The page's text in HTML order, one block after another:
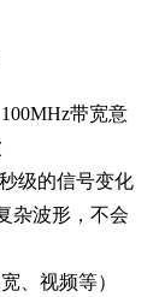
带宽意
级的信号变化
杂波形，不会
、视频等）